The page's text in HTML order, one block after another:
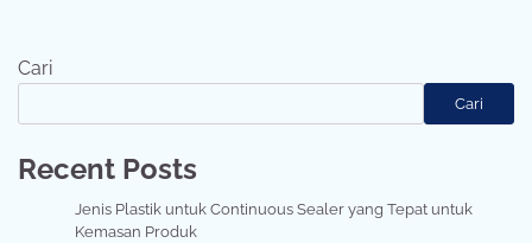
Cari
Cari
Recent Posts
Jenis Plastik untuk Continuous Sealer yang Tepat untuk
Kemasan Produk